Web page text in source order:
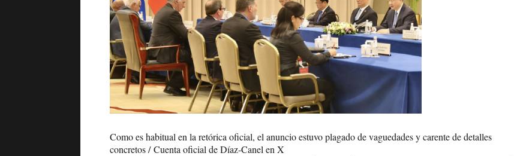
Como es habitual en la retórica oficial, el anuncio estuvo plagado de vaguedades y carente de detalles
concretos /Cuenta oficial de Díaz-Canel en X